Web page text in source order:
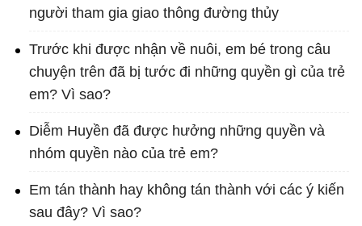
người tham gia giao thông đường thủy
Trước khi được nhận về nuôi, em bé trong câu
chuyện trên đã bị tước đi những quyền gì của trẻ
em? Vì sao?
Diễm Huyền đã được hưởng những quyền và
nhóm quyền nào của trẻ em?
Em tán thành hay không tán thành với các ý kiến
sau đây? Vì sao?